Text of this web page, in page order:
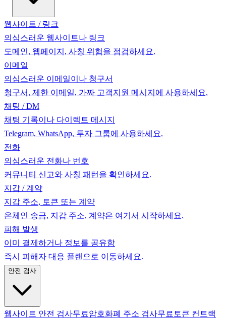
웹사이트 / 링크
의심스러운 웹사이트나 링크
도메인, 웹페이지, 사칭 위험을 점검하세요.
이메일
의심스러운 이메일이나 청구서
청구서, 제한 이메일, 가짜 고객지원 메시지에 사용하세요.
채팅 / DM
채팅 기록이나 다이렉트 메시지
Telegram, WhatsApp, 투자 그룹에 사용하세요.
전화
의심스러운 전화나 번호
커뮤니티 신고와 사칭 패턴을 확인하세요.
지갑 / 계약
지갑 주소, 토큰 또는 계약
온체인 송금, 지갑 주소, 계약은 여기서 시작하세요.
피해 발생
이미 결제하거나 정보를 공유함
즉시 피해자 대응 플랜으로 이동하세요.
안전 검사
웹사이트 안전 검사무료암호화폐 주소 검사무료 토큰 컨트랙